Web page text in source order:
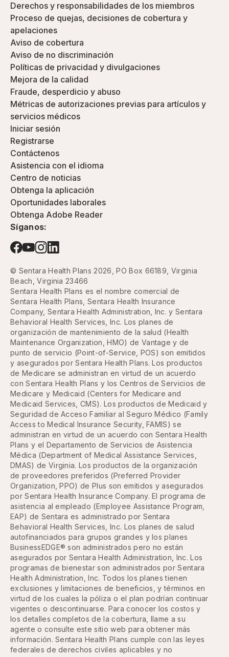
Derechos y responsabilidades de los miembros
Proceso de quejas, decisiones de cobertura y
apelaciones
Aviso de cobertura
Aviso de no discriminación
Políticas de privacidad y divulgaciones
Mejora de la calidad
Fraude, desperdicio y abuso
Métricas de autorizaciones previas para artículos y
servicios médicos
Iniciar sesión
Registrarse
Contáctenos
Asistencia con el idioma
Centro de noticias
Obtenga la aplicación
Oportunidades laborales
Obtenga Adobe Reader
Síganos:
© Sentara Health Plans 2026, PO Box 66189, Virginia
Beach, Virginia 23466
Sentara Health Plans es el nombre comercial de
Sentara Health Plans, Sentara Health Insurance
Company, Sentara Health Administration, Inc. y Sentara
Behavioral Health Services, Inc. Los planes de
organización de mantenimiento de la salud (Health
Maintenance Organization, HMO) de Vantage y de
punto de servicio (Point-of-Service, POS) son emitidos
y asegurados por Sentara Health Plans. Los productos
de Medicare se administran en virtud de un acuerdo
con Sentara Health Plans y los Centros de Servicios de
Medicare y Medicaid (Centers for Medicare and
Medicaid Services, CMS). Los productos de Medicaid y
Seguridad de Acceso Familiar al Seguro Médico (Family
Access to Medical Insurance Security, FAMIS) se
administran en virtud de un acuerdo con Sentara Health
Plans y el Departamento de Servicios de Asistencia
Médica (Department of Medical Assistance Services,
DMAS) de Virginia. Los productos de la organización
de proveedores preferidos (Preferred Provider
Organization, PPO) de Plus son emitidos y asegurados
por Sentara Health Insurance Company. El programa de
asistencia al empleado (Employee Assistance Program,
EAP) de Sentara es administrado por Sentara
Behavioral Health Services, Inc. Los planes de salud
autofinanciados para grupos grandes y los planes
BusinessEDGE® son administrados pero no están
asegurados por Sentara Health Administration, Inc. Los
programas de bienestar son administrados por Sentara
Health Administration, Inc. Todos los planes tienen
exclusiones y limitaciones de beneficios, y términos en
virtud de los cuales la póliza o el plan podrían continuar
vigentes o descontinuarse. Para conocer los costos y
los detalles completos de la cobertura, llame a su
agente o consulte este sitio web para obtener más
información. Sentara Health Plans cumple con las leyes
federales de derechos civiles aplicables y no